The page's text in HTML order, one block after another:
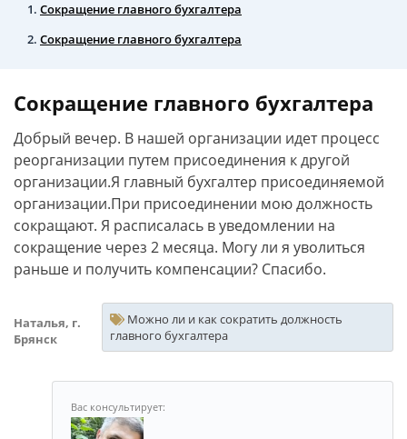
Сокращение главного бухгалтера
Сокращение главного бухгалтера
Сокращение главного бухгалтера
Добрый вечер. В нашей организации идет процесс
реорганизации путем присоединения к другой
организации.Я главный бухгалтер присоединяемой
организации.При присоединении мою должность
сокращают. Я расписалась в уведомлении на
сокращение через 2 месяца. Могу ли я уволиться
раньше и получить компенсации? Спасибо.
Наталья, г.
Брянск
Можно ли и как сократить должность
главного бухгалтера